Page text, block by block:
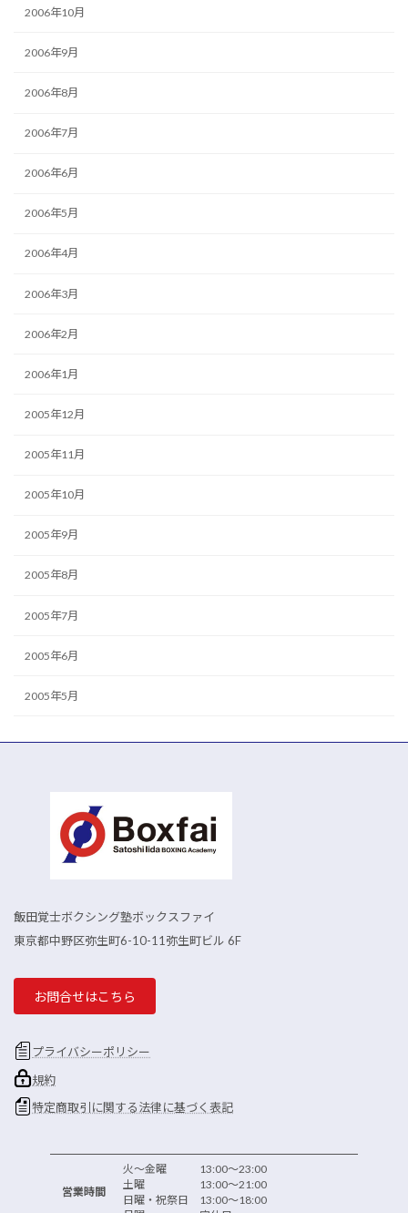
2006年10月
2006年9月
2006年8月
2006年7月
2006年6月
2006年5月
2006年4月
2006年3月
2006年2月
2006年1月
2005年12月
2005年11月
2005年10月
2005年9月
2005年8月
2005年7月
2005年6月
2005年5月
飯田覚士ボクシング塾ボックスファイ
東京都中野区弥生町6-10-11弥生町ビル 6F
お問合せはこちら
プライバシーポリシー
規約
特定商取引に関する法律に基づく表記
営業時間
火～金曜 13:00～23:00
土曜 13:00～21:00
日曜・祝祭日 13:00～18:00